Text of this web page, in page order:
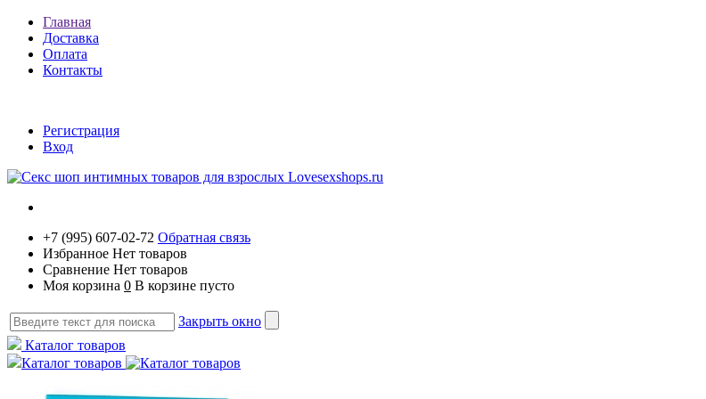
Главная
Доставка
Оплата
Контакты
Регистрация
Вход
+7 (995) 607-02-72 Обратная связь
Избранное Нет товаров
Сравнение Нет товаров
Моя корзина 0 В корзине пусто
Закрыть окно
Каталог товаров
Каталог товаров